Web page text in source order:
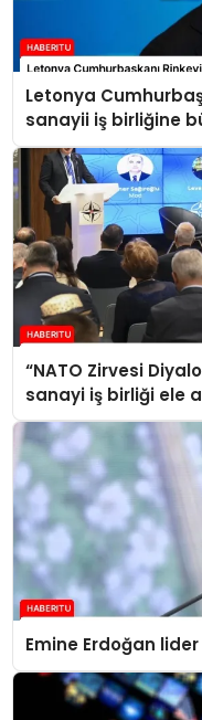
Letonya
sanayii iş birliğine
“NATO Zirvesi
sanayi iş birliği ele
Emine Erdoğan